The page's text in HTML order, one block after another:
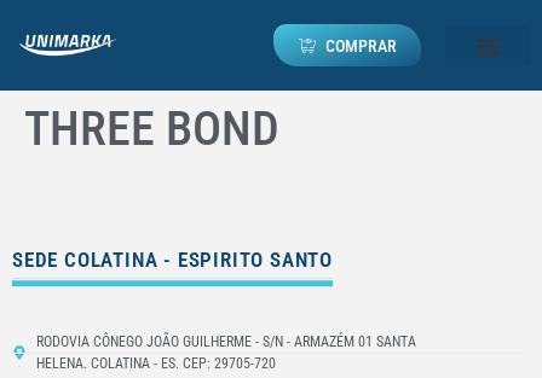
COMPRAR
THREE BOND
SEDE COLATINA - ESPIRITO SANTO
RODOVIA CÔNEGO JOÃO GUILHERME - S/N - ARMAZÉM 01 SANTA
HELENA. COLATINA - ES. CEP: 29705-720